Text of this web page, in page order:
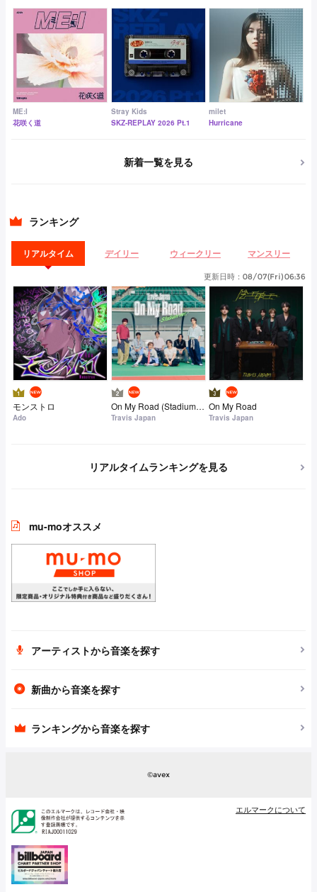
ME:I
花咲く道
Stray Kids
SKZ-REPLAY 2026 Pt.1
milet
Hurricane
新着一覧を見る
ランキング
リアルタイム デイリー ウィークリー マンスリー
更新日時：08/07(Fri) 06:36
モンストロ
Ado
On My Road (Stadium ver.)
Travis Japan
On My Road
Travis Japan
リアルタイムランキングを見る
mu-moオススメ
アーティストから音楽を探す
新曲から音楽を探す
ランキングから音楽を探す
©avex
エルマークについて